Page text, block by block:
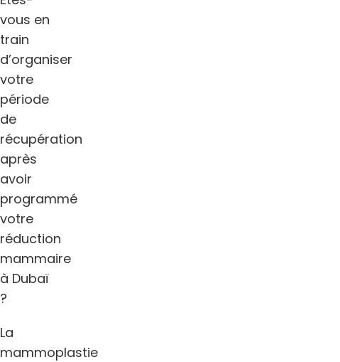
vous en
train
d’organiser
votre
période
de
récupération
après
avoir
programmé
votre
réduction
mammaire
à Dubaï
?
La
mammoplastie